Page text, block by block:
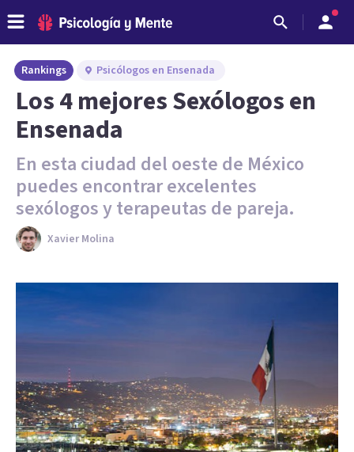
Rankings Psicólogos en Ensenada
Los 4 mejores Sexólogos en
Ensenada
En esta ciudad del oeste de México
puedes encontrar excelentes
sexólogos y terapeutas de pareja.
Xavier Molina